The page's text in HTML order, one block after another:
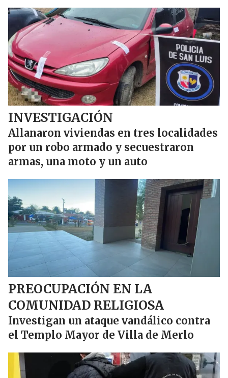
INVESTIGACIÓN
Allanaron viviendas en tres localidades
por un robo armado y secuestraron
armas, una moto y un auto
PREOCUPACIÓN EN LA
COMUNIDAD RELIGIOSA
Investigan un ataque vandálico contra
el Templo Mayor de Villa de Merlo